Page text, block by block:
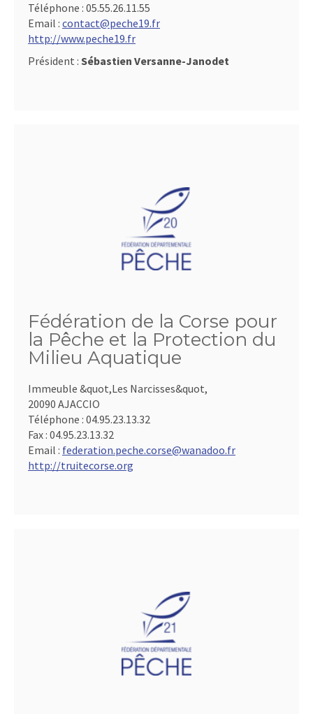
Téléphone : 05.55.26.11.55
Email : contact@peche19.fr
http://www.peche19.fr
Président : Sébastien Versanne-Janodet
Fédération de la Corse pour
la Pêche et la Protection du
Milieu Aquatique
Immeuble &quot,Les Narcisses&quot,
20090 AJACCIO
Téléphone : 04.95.23.13.32
Fax : 04.95.23.13.32
Email : federation.peche.corse@wanadoo.fr
http://truitecorse.org